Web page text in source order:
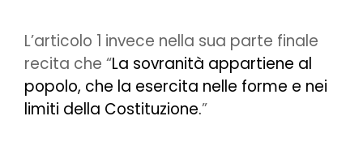
L’articolo 1 invece nella sua parte finale
recita che “La sovranità appartiene al
popolo, che la esercita nelle forme e nei
limiti della Costituzione.”